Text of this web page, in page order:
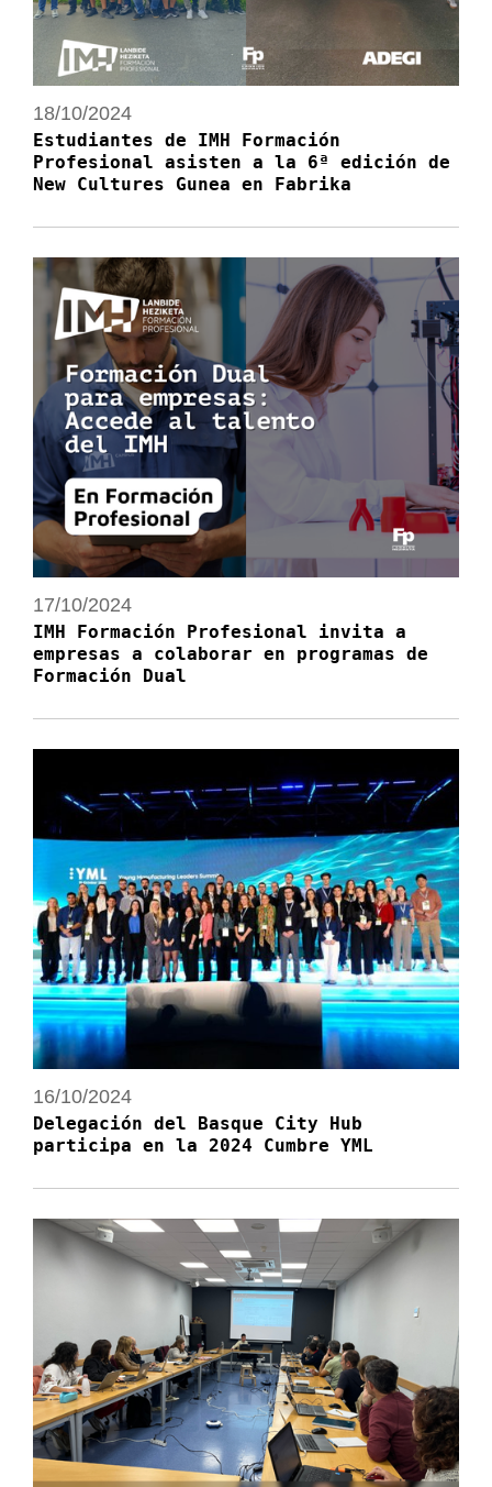
18/10/2024
Estudiantes de IMH Formación
Profesional asisten a la 6ª edición de
New Cultures Gunea en Fabrika
17/10/2024
IMH Formación Profesional invita a
empresas a colaborar en programas de
Formación Dual
16/10/2024
Delegación del Basque City Hub
participa en la 2024 Cumbre YML